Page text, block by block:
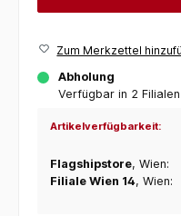
Zum Merkzettel
Abholung
Verfügbar in 2 Filialen
Artikelverfügbarkeit:
Flagshipstore, Wien:
Filiale Wien 14, Wien: